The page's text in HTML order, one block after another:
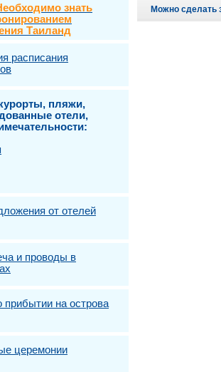
знать
Таиланд
расписания
пляжи,
отели,
от отелей
и проводы в
на острова
церемонии
о.Пхукет. Пляж
Можно сделать